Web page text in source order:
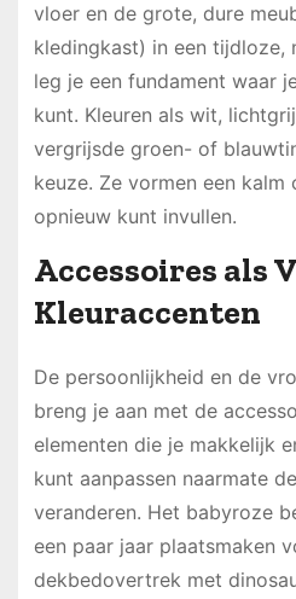
vloer en de grote, dure
kledingkast) in een tijdloze,
leg je een fundament waar
kunt. Kleuren als wit,
vergrijsde groen- of
keuze. Ze vormen een
opnieuw kunt invullen.
Accessoires als
Kleuraccenten
De persoonlijkheid en de
breng je aan met de
elementen die je makkelijk
kunt aanpassen naarmate
veranderen. Het babyroze
een paar jaar plaatsmaken
dekbedovertrek met